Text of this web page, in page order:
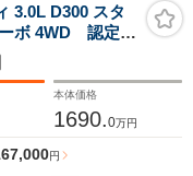
3.0L D300 スタ
ボ 4WD 認定中
ゲート
本体価格
1690.0万円
円